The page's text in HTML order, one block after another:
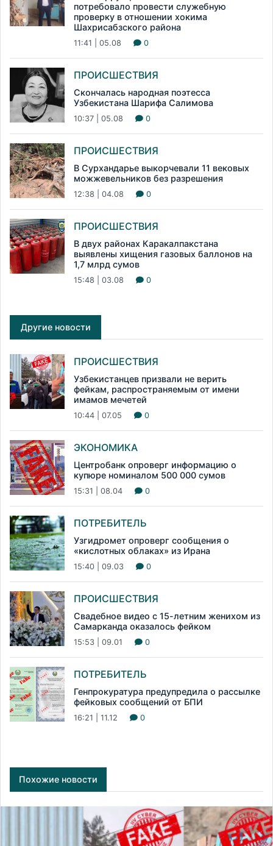
потребовало провести служебную
проверку в отношении хокима
Шахрисабзского района
11:41 | 05.08 0
ПРОИСШЕСТВИЯ
Скончалась народная поэтесса
Узбекистана Шарифа Салимова
10:37 | 05.08 0
ПРОИСШЕСТВИЯ
В Сурхандарье выкорчевали 11 вековых
можжевельников без разрешения
12:38 | 04.08 0
ПРОИСШЕСТВИЯ
В двух районах Каракалпакстана
выявлены хищения газовых баллонов на
1,7 млрд сумов
15:48 | 03.08 0
Другие новости
ПРОИСШЕСТВИЯ
Узбекистанцев призвали не верить
фейкам, распространяемым от имени
имамов мечетей
10:44 | 07.05 0
ЭКОНОМИКА
Центробанк опроверг информацию о
купюре номиналом 500 000 сумов
15:31 | 08.04 0
ПОТРЕБИТЕЛЬ
Узгидромет опроверг сообщения о
«кислотных облаках» из Ирана
15:40 | 09.03 0
ПРОИСШЕСТВИЯ
Свадебное видео с 15-летним женихом из
Самарканда оказалось фейком
15:53 | 09.01 0
ПОТРЕБИТЕЛЬ
Генпрокуратура предупредила о рассылке
фейковых сообщений от БПИ
16:21 | 11.12 0
Похожие новости